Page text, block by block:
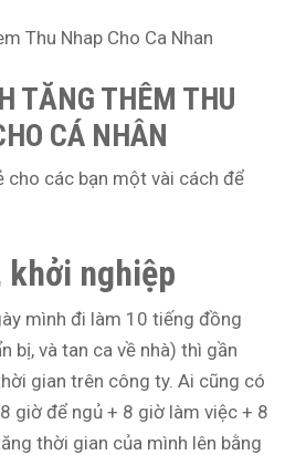
TĂNG THÊM THU
CÁ NHÂN
cho các bạn một vài cách để
khởi nghiệp
mình đi làm 10 tiếng đồng
bị, và tan ca về nhà) thì gần
gian trên công ty. Ai cũng có
giờ để ngủ + 8 giờ làm việc + 8
thời gian của mình lên bằng